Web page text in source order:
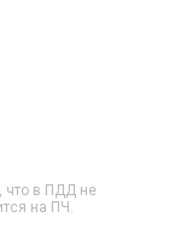
что в ПДД не
на ПЧ.